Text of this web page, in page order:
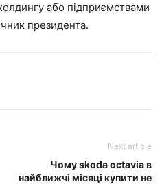
або підприємствами
президента.
Next article
Чому skoda octavia в
найближчі місяці купити не